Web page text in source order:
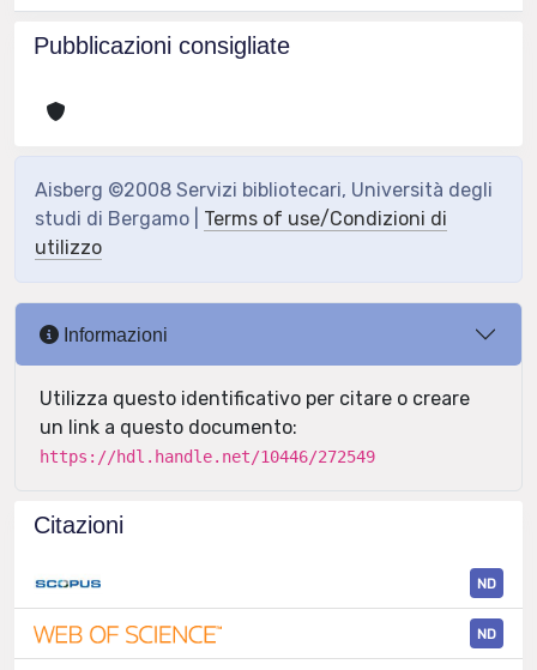
Pubblicazioni consigliate
Aisberg ©2008 Servizi bibliotecari, Università degli
studi di Bergamo | Terms of use/Condizioni di
utilizzo
Informazioni
Utilizza questo identificativo per citare o creare
un link a questo documento:
https://hdl.handle.net/10446/272549
Citazioni
ND
ND